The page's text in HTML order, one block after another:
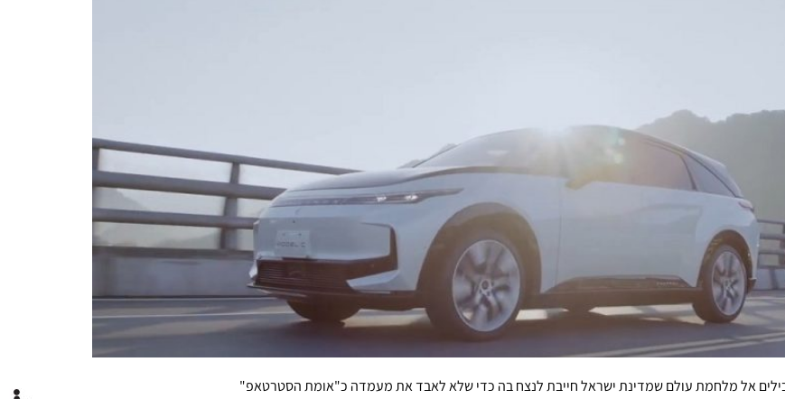
אל מלחמת עולם שמדינת ישראל חייבת לנצח בה כדי שלא לאבד את מעמדה כ"אומת הסטרטאפ"